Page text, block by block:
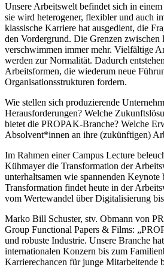
Unsere Arbeitswelt befindet sich in
sie wird heterogener, flexibler und auch
klassische Karriere hat ausgedient, die
den Vordergrund. Die Grenzen zwischen
verschwimmen immer mehr. Vielfältige
werden zur Normalität. Dadurch
Arbeitsformen, die wiederum neue
Organisationsstrukturen fordern.
Wie stellen sich produzierende
Herausforderungen? Welche
bietet die PROPAK-Branche? Welche
Absolvent*innen an ihre (zukünftigen)
Im Rahmen einer Campus Lecture
Kühmayer die Transformation der
unterhaltsamen wie spannenden Keynote
Transformation findet heute in der
vom Wertewandel über Digitalisierung
Marko Bill Schuster, stv. Obmann von
Group Functional Papers & Films:
und robuste Industrie. Unsere Branche
internationalen Konzern bis zum
Karrierechancen für junge Mitarbeitende